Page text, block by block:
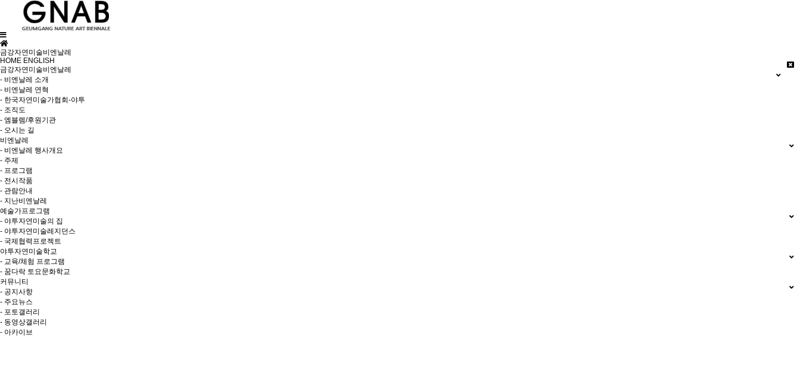
금강자연미술비엔날레
HOME ENGLISH
금강자연미술비엔날레
- 비엔날레 소개
- 비엔날레 연혁
- 한국자연미술가협회-야투
- 조직도
- 엠블렘/후원기관
- 오시는 길
비엔날레
- 비엔날레 행사개요
- 주제
- 프로그램
- 전시작품
- 관람안내
- 지난비엔날레
예술가프로그램
- 야투자연미술의 집
- 야투자연미술레지던스
- 국제협력프로젝트
야투자연미술학교
- 교육/체험 프로그램
- 꿈다락 토요문화학교
커뮤니티
- 공지사항
- 주요뉴스
- 포토갤러리
- 동영상갤러리
- 아카이브